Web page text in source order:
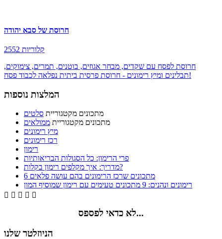
חרוסת של סבא יהודה
2552 קלוריות
חרוסת לפסח עם שקדים, מבחר אגוזים, בוטנים, תמרים, צימוקים,
תבלינים ומיץ רימונים - חרוסת פרסית ביתית נפלאה לכבוד פסח!
המלצות נוספות
מתכונים מקטגוריית סלטים
מתכונים מקטגוריית ממולאים
מיץ רימונים
רכז רימונים
רימון
פרי הרימון: כל הסגולות הבריאותיות
מדריך: איך מקלפים רימון בקלות?
6 מתכונים שרכז הרימונים בהם עושה פלאים
רימונים ונהנים: 9 מתכונים טעימים עם רימון שמוסיף המון
    
לא כדאי לפספס...
הניוזלטר שלנו